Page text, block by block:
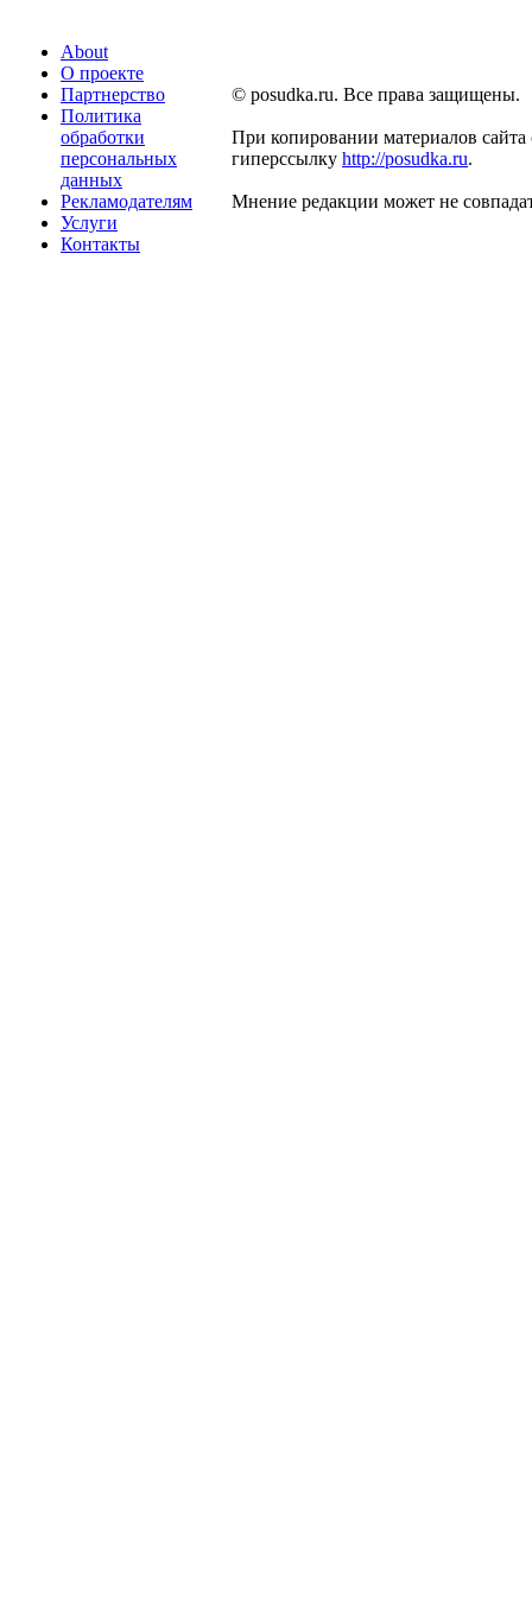
About
О проекте
Партнерство
Политика
обработки
персональных
данных
Рекламодателям
Услуги
Контакты
© posudka.ru. Все права защищены.
При копировании материалов сайта
гиперссылку http://posudka.ru.
Мнение редакции может не